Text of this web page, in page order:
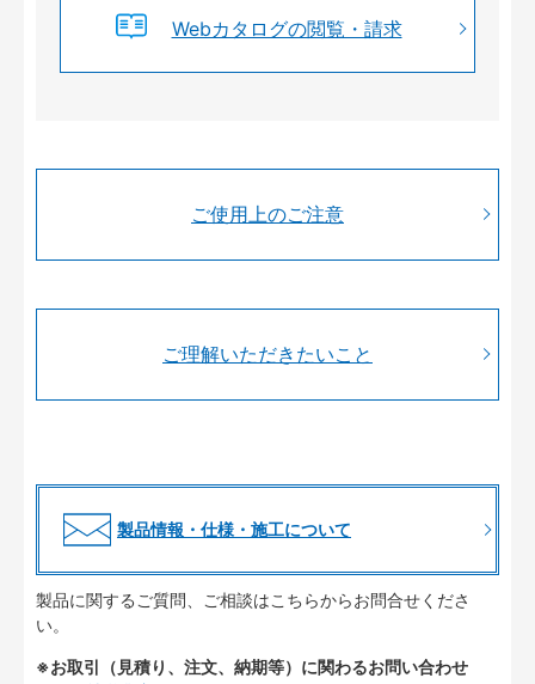
Webカタログの閲覧・請求
ご使用上のご注意
ご理解いただきたいこと
製品情報・仕様・施工について
製品に関するご質問、ご相談はこちらからお問合せくださ
い。
※お取引（見積り、注文、納期等）に関わるお問い合わせ